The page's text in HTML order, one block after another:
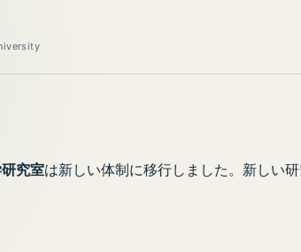
究室は新しい体制に移行しました。新しい研